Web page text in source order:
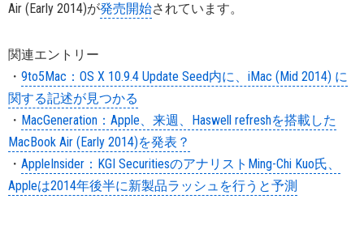
Air (Early 2014)が発売開始されています。
関連エントリー
・ 9to5Mac：OS X 10.9.4 Update Seed内に、iMac (Mid 2014) に
関する記述が見つかる
・ MacGeneration：Apple、来週、Haswell refreshを搭載した
MacBook Air (Early 2014)を発表？
・ AppleInsider：KGI SecuritiesのアナリストMing-Chi Kuo氏、
Appleは2014年後半に新製品ラッシュを行うと予測